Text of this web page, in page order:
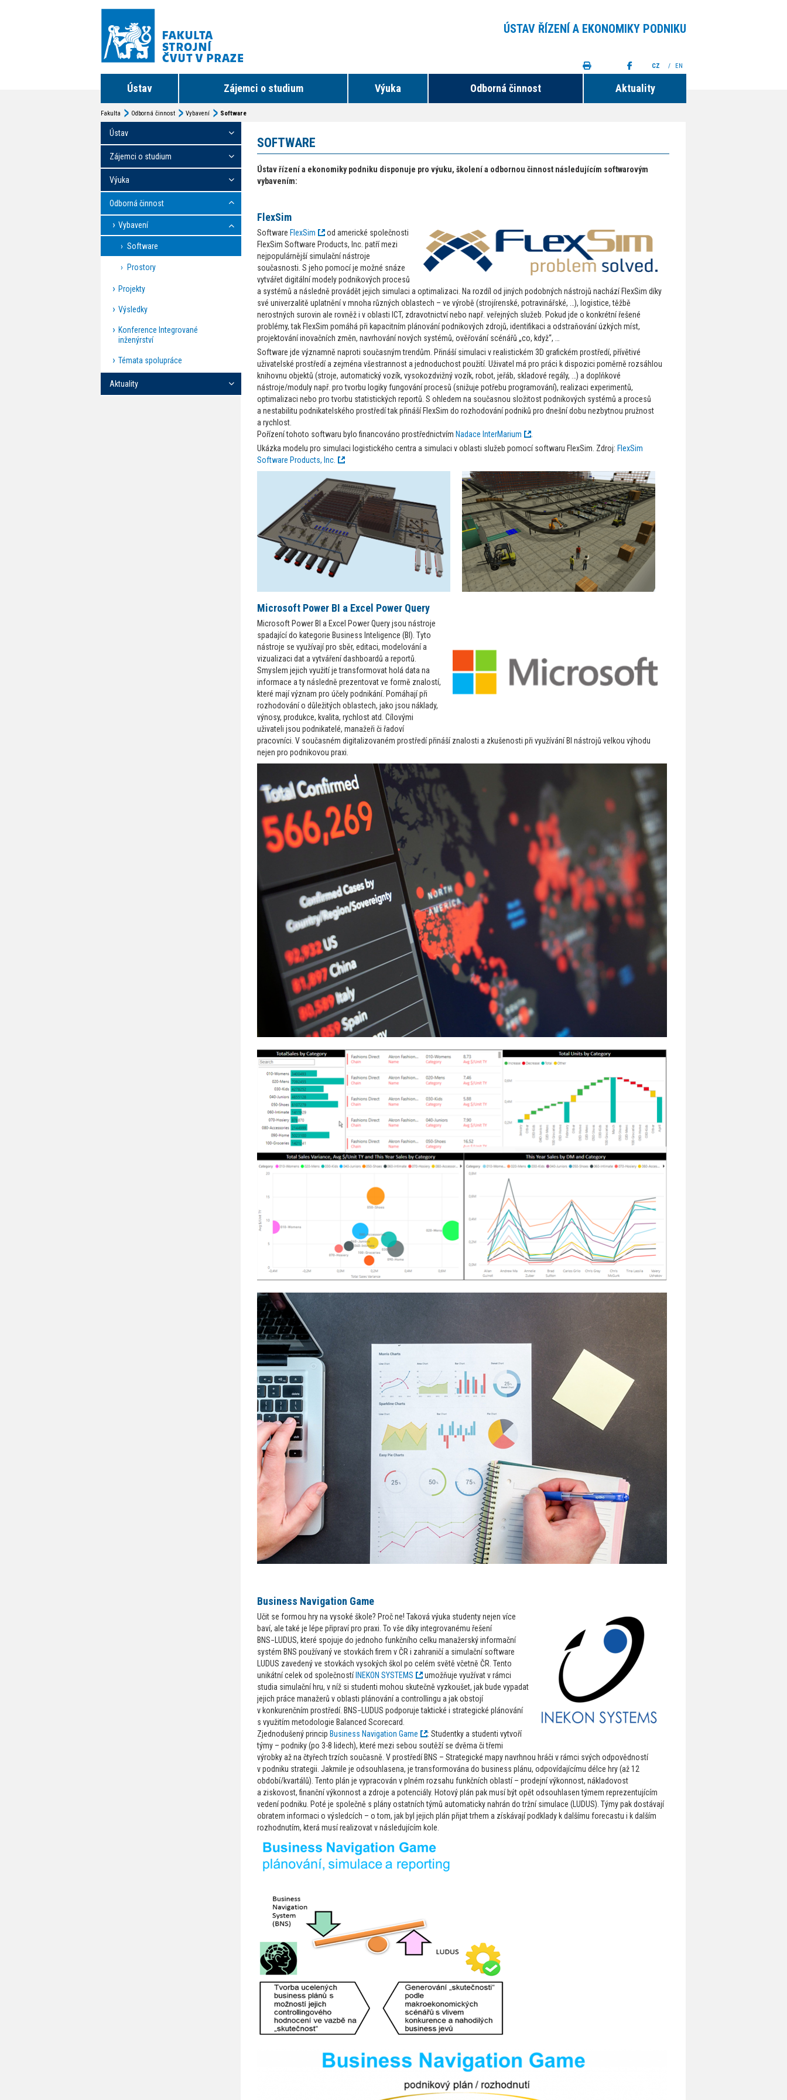
ÚSTAV ŘÍZENÍ A EKONOMIKY PODNIKU
Ústav Zájemci o studium Výuka Odborná činnost Aktuality
CZ / EN
Fakulta Odborná činnost Vybavení Software
Ústav
Zájemci o studium
Výuka
Odborná činnost
Vybavení
Software
Prostory
Projekty
Výsledky
Konference Integrované
inženýrství
Témata spolupráce
Aktuality
SOFTWARE
Ústav řízení a ekonomiky podniku disponuje pro výuku, školení a odbornou činnost následujícím softwarovým
vybavením:
FlexSim
Software FlexSim
od americké společnosti
FlexSim Software Products, Inc. patří mezi
nejpopulárnější simulační nástroje
současnosti. S jeho pomocí je možné snáze
vytvářet digitální modely podnikových procesů
a systémů a následně provádět jejich simulaci a optimalizaci. Na rozdíl od jiných podobných nástrojů nachází FlexSim díky
své univerzalitě uplatnění v mnoha různých oblastech – ve výrobě (strojírenské, potravinářské, …), logistice, těžbě
nerostných surovin ale rovněž i v oblasti ICT, zdravotnictví nebo např. veřejných služeb. Pokud jde o konkrétní řešené
problémy, tak FlexSim pomáhá při kapacitním plánování podnikových zdrojů, identifikaci a odstraňování úzkých míst,
projektování inovačních změn, navrhování nových systémů, ověřování scénářů „co, když“, …
Software jde významně naproti současným trendům. Přináší simulaci v realistickém 3D grafickém prostředí, přívětivé
uživatelské prostředí a zejména všestrannost a jednoduchost použití. Uživatel má pro práci k dispozici poměrně rozsáhlou
knihovnu objektů (stroje, automatický vozík, vysokozdvižný vozík, robot, jeřáb, skladové regály, …) a doplňkové
nástroje/moduly např. pro tvorbu logiky fungování procesů (snižuje potřebu programování), realizaci experimentů,
optimalizaci nebo pro tvorbu statistických reportů. S ohledem na současnou složitost podnikových systémů a procesů
a nestabilitu podnikatelského prostředí tak přináší FlexSim do rozhodování podniků pro dnešní dobu nezbytnou pružnost
a rychlost.
Pořízení tohoto softwaru bylo financováno prostřednictvím Nadace InterMarium
Ukázka modelu pro simulaci logistického centra a simulaci v oblasti služeb pomocí softwaru FlexSim. Zdroj: FlexSim
Software Products, Inc.
Microsoft Power BI a Excel Power Query
Microsoft Power BI a Excel Power Query jsou nástroje
spadající do kategorie Business Inteligence (BI). Tyto
nástroje se využívají pro sběr, editaci, modelování a
vizualizaci dat a vytváření dashboardů a reportů.
Smyslem jejich využití je transformovat holá data na
informace a ty následně prezentovat ve formě znalostí,
které mají význam pro účely podnikání. Pomáhají při
rozhodování o důležitých oblastech, jako jsou náklady,
výnosy, produkce, kvalita, rychlost atd. Cílovými
uživateli jsou podnikatelé, manažeři či řadoví
pracovníci. V současném digitalizovaném prostředí přináší znalosti a zkušenosti při využívání BI nástrojů velkou výhodu
nejen pro podnikovou praxi.
Business Navigation Game
Učit se formou hry na vysoké škole? Proč ne! Taková výuka studenty nejen více
baví, ale také je lépe připraví pro praxi. To vše díky integrovanému řešení
BNS−LUDUS, které spojuje do jednoho funkčního celku manažerský informační
systém BNS používaný ve stovkách firem v ČR i zahraničí a simulační software
LUDUS zavedený ve stovkách vysokých škol po celém světě včetně ČR. Tento
unikátní celek od společností INEKON SYSTEMS
umožňuje využívat v rámci
studia simulační hru, v níž si studenti mohou skutečně vyzkoušet, jak bude vypadat
jejich práce manažerů v oblasti plánování a controllingu a jak obstojí
v konkurenčním prostředí. BNS−LUDUS podporuje taktické i strategické plánování
s využitím metodologie Balanced Scorecard.
Zjednodušený princip Business Navigation Game
: Studentky a studenti vytvoří
týmy – podniky (po 3-8 lidech), které mezi sebou soutěží se dvěma či třemi
výrobky až na čtyřech trzích současně. V prostředí BNS – Strategické mapy navrhnou hráči v rámci svých odpovědností
v podniku strategii. Jakmile je odsouhlasena, je transformována do business plánu, odpovídajícímu délce hry (až 12
období/kvartálů). Tento plán je vypracován v plném rozsahu funkčních oblastí – prodejní výkonnost, nákladovost
a ziskovost, finanční výkonnost a zdroje a potenciály. Hotový plán pak musí být opět odsouhlasen týmem reprezentujícím
vedení podniku. Poté je společně s plány ostatních týmů automaticky nahrán do tržní simulace (LUDUS). Týmy pak dostávají
obratem informaci o výsledcích – o tom, jak byl jejich plán přijat trhem a získávají podklady k dalšímu forecastu i k dalším
rozhodnutím, která musí realizovat v následujícím kole.